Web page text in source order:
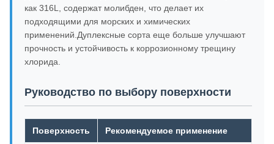
как 316L, содержат молибден, что делает их
подходящими для морских и химических
применений.Дуплексные сорта еще больше улучшают
прочность и устойчивость к коррозионному трещину
хлорида.
Руководство по выбору поверхности
Поверхность Рекомендуемое применение